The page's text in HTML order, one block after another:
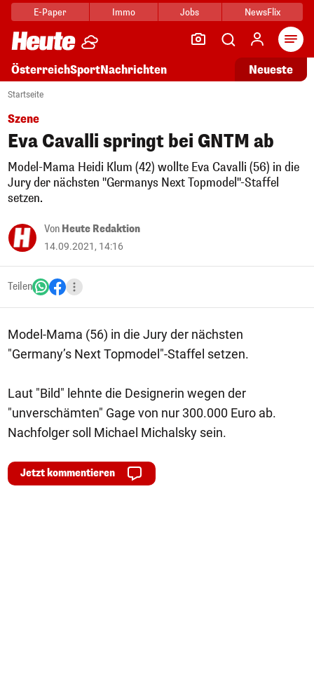
E-Paper Immo Jobs NewsFlix
ÖsterreichSportNachrichten Neueste
Startseite
Szene
Eva Cavalli springt bei GNTM ab
Model-Mama Heidi Klum (42) wollte Eva Cavalli (56) in die
Jury der nächsten "Germanys Next Topmodel"-Staffel
setzen.
Von Heute Redaktion
14.09.2021, 14:16
Teilen
Model-Mama (56) in die Jury der nächsten
"Germany’s Next Topmodel"-Staffel setzen.
Laut "Bild" lehnte die Designerin wegen der
"unverschämten" Gage von nur 300.000 Euro ab.
Nachfolger soll Michael Michalsky sein.
Jetzt kommentieren